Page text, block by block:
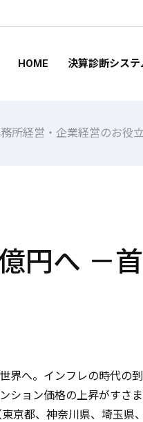
HOME 決算診断システ
所経営・企業経営のお役
円へ －
界へ。インフレの時代の
ション価格の上昇がすさ
京都、神奈川県、埼玉県